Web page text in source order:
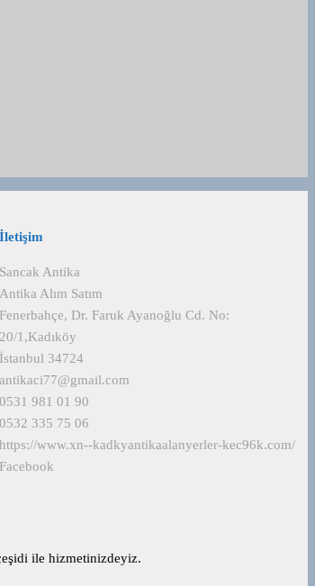
İletişim
Sancak Antika
Antika Alım Satım
Fenerbahçe, Dr. Faruk Ayanoğlu Cd. No:
20/1,Kadıköy
İstanbul 34724
antikaci77@gmail.com
0531 981 01 90
0532 335 75 06
https://www.xn--kadkyantikaalanyerler-kec96k.com/
Facebook
ile hizmetinizdeyiz.